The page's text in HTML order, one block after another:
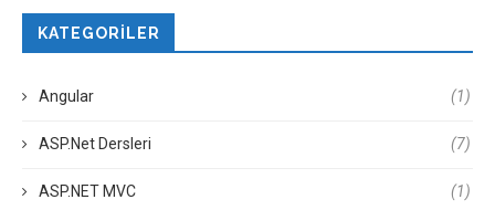
KATEGORILER
Angular (1)
ASP.Net Dersleri (7)
ASP.NET MVC (1)